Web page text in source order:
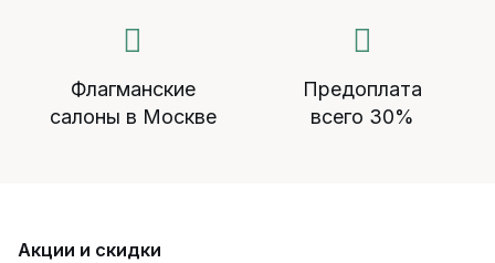
Флагманские
салоны в Москве
Предоплата
всего 30%
Акции и скидки